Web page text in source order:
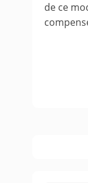
de ce